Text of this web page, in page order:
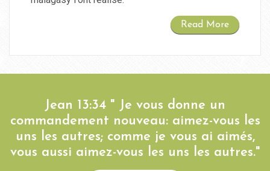
Read More
Jean 13:34 " Je vous donne un
commandement nouveau: aimez-vous les
uns les autres; comme je vous ai aimés,
vous aussi aimez-vous les uns les autres."